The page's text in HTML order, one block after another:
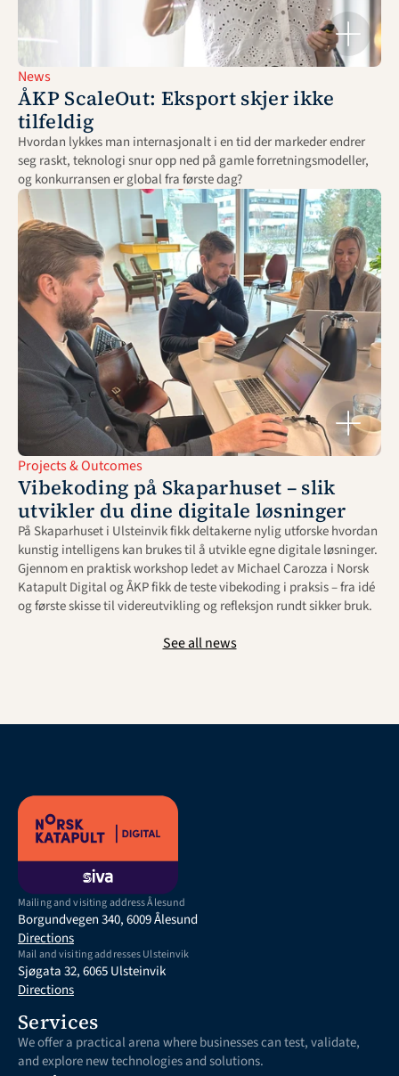
News
ÅKP ScaleOut: Eksport skjer ikke
tilfeldig
Hvordan lykkes man internasjonalt i en tid der markeder endrer
seg raskt, teknologi snur opp ned på gamle forretningsmodeller,
og konkurransen er global fra første dag?
Projects & Outcomes
Vibekoding på Skaparhuset – slik
utvikler du dine digitale løsninger
På Skaparhuset i Ulsteinvik fikk deltakerne nylig utforske hvordan
kunstig intelligens kan brukes til å utvikle egne digitale løsninger.
Gjennom en praktisk workshop ledet av Michael Carozza i Norsk
Katapult Digital og ÅKP fikk de teste vibekoding i praksis – fra idé
og første skisse til videreutvikling og refleksjon rundt sikker bruk.
See all news
Mailing and visiting address Ålesund
Borgundvegen 340, 6009 Ålesund
Directions
Mail and visiting addresses Ulsteinvik
Sjøgata 32, 6065 Ulsteinvik
Directions
Services
We offer a practical arena where businesses can test, validate,
and explore new technologies and solutions.